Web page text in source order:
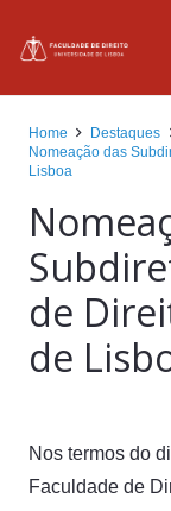
Home
Destaques
Nomeação das
Lisboa
de
de
Nos termos do
Faculdade de